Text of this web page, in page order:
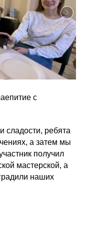
с
сладости, ребята
а затем мы
получил
мастерской, а
наших